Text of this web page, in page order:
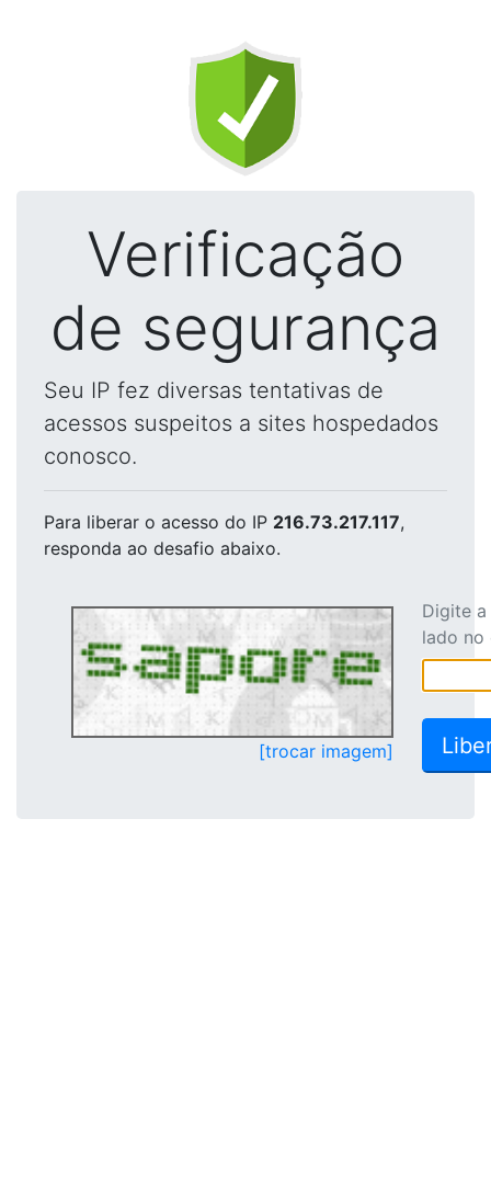
Verificação
de segurança
Seu IP fez diversas tentativas de
acessos suspeitos a sites hospedados
conosco.
Para liberar o acesso do IP 216.73.217.117,
responda ao desafio abaixo.
[trocar imagem]
Digite
lado no